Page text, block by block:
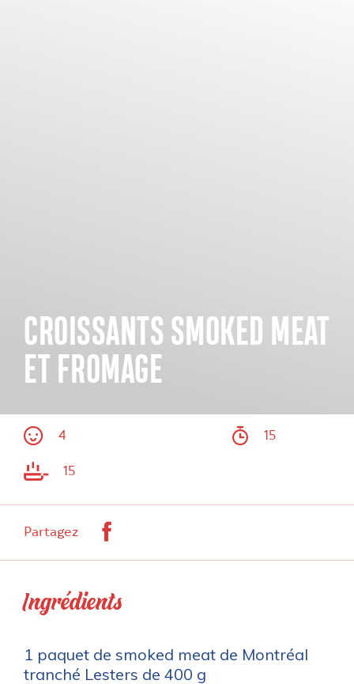
CROISSANTS SMOKED MEAT
ET FROMAGE
4 15
15
Partagez
Ingrédients
1 paquet de smoked meat de Montréal
tranché Lesters de 400 g